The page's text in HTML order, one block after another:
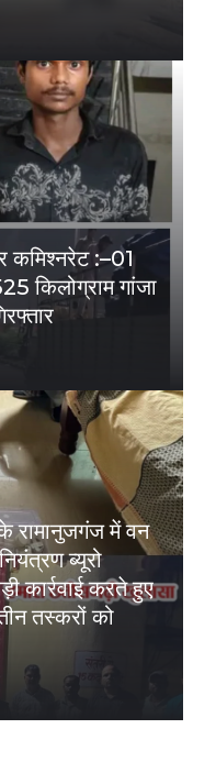
:–01
किलोग्राम गांजा
रामानुजगंज में वन
ब्यूरो
कार्रवाई करते हुए
तस्करों को